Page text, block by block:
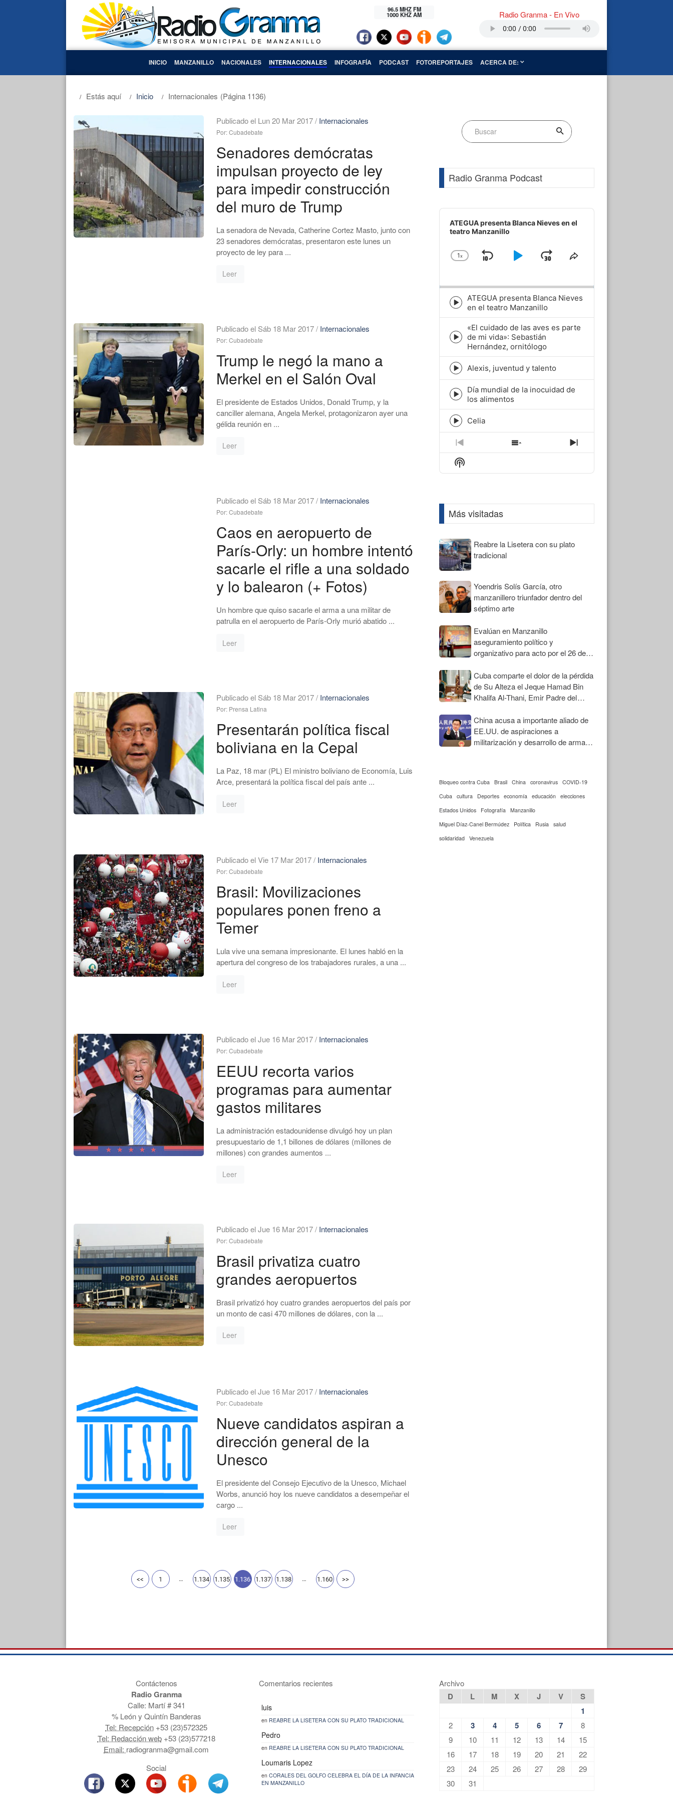
96.5 MHZ FM
1000 KHZ AM Radio Granma - En Vivo
INICIO MANZANILLO NACIONALES INTERNACIONALES INFOGRAFÍA PODCAST FOTOREPORTAJES ACERCA DE:
Estás aquí Inicio Internacionales (Página 1136)
Publicado el Lun 20 Mar 2017/ Internacionales
Por: Cubadebate
Senadores demócratas
impulsan proyecto de ley
para impedir construcción
del muro de Trump
La senadora de Nevada, Catherine Cortez Masto, junto con
23 senadores demócratas, presentaron este lunes un
proyecto de ley para ...
Leer
Publicado el Sáb 18 Mar 2017/ Internacionales
Por: Cubadebate
Trump le negó la mano a
Merkel en el Salón Oval
El presidente de Estados Unidos, Donald Trump, y la
canciller alemana, Angela Merkel, protagonizaron ayer una
gélida reunión en ...
Leer
Publicado el Sáb 18 Mar 2017/ Internacionales
Por: Cubadebate
Caos en aeropuerto de
París-Orly: un hombre intentó
sacarle el rifle a una soldado
y lo balearon (+ Fotos)
Un hombre que quiso sacarle el arma a una militar de
patrulla en el aeropuerto de París-Orly murió abatido ...
Leer
Publicado el Sáb 18 Mar 2017/ Internacionales
Por: Prensa Latina
Presentarán política fiscal
boliviana en la Cepal
La Paz, 18 mar (PL) El ministro boliviano de Economía, Luis
Arce, presentará la política fiscal del país ante ...
Leer
Publicado el Vie 17 Mar 2017/ Internacionales
Por: Cubadebate
Brasil: Movilizaciones
populares ponen freno a
Temer
Lula vive una semana impresionante. El lunes habló en la
apertura del congreso de los trabajadores rurales, a una ...
Leer
Publicado el Jue 16 Mar 2017/ Internacionales
Por: Cubadebate
EEUU recorta varios
programas para aumentar
gastos militares
La administración estadounidense divulgó hoy un plan
presupuestario de 1,1 billones de dólares (millones de
millones) con grandes aumentos ...
Leer
Publicado el Jue 16 Mar 2017/ Internacionales
Por: Cubadebate
Brasil privatiza cuatro
grandes aeropuertos
Brasil privatizó hoy cuatro grandes aeropuertos del país por
un monto de casi 470 millones de dólares, con la ...
Leer
Publicado el Jue 16 Mar 2017/ Internacionales
Por: Cubadebate
Nueve candidatos aspiran a
dirección general de la
Unesco
El presidente del Consejo Ejecutivo de la Unesco, Michael
Worbs, anunció hoy los nueve candidatos a desempeñar el
cargo ...
Leer
<< 1 … 1.134 1.135 1.136 1.137 1.138 … 1.160 >>
Radio Granma Podcast
Audio
Player
ATEGUA presenta Blanca Nieves en el
teatro Manzanillo
Change
1x
SkipPlayJumpShare
Episode
play
icon
ATEGUA presenta Blanca Nieves
en el teatro Manzanillo
Episode
play
icon
«El cuidado de las aves es parte
de mi vida»: Sebastián
Hernández, ornitólogo
Episode
play
icon
Alexis, juventud y talento
Episode
play
icon
Día mundial de la inocuidad de
los alimentos
Episode
play
icon
Celia
Previous
Episode
Show
Episodes
Next
Episode
Show
Podcast
Más visitadas
Reabre la Lisetera con su plato
tradicional
Yoendris Solís García, otro
manzanillero triunfador dentro del
séptimo arte
Evalúan en Manzanillo
aseguramiento político y
organizativo para acto por el 26 de
Cuba comparte el dolor de la pérdida
de Su Alteza el Jeque Hamad Bin
Khalifa Al-Thani, Emir Padre del
China acusa a importante aliado de
EE.UU. de aspiraciones a
militarización y desarrollo de armas
Bloqueo contra Cuba Brasil China coronavirus COVID-19
Cuba
cultura Deportes economía educación elecciones
Estados Unidos
Fotografía
Manzanillo
Miguel Díaz-Canel Bermúdez
Política Rusia
salud
solidaridad Venezuela
Contáctenos
Radio Granma
Calle: Martí # 341
% León y Quintín Banderas
Tel: Recepción +53 (23)572325
Tel: Redacción web+53 (23)577218
Email: radiogranma@gmail.com
Social
Comentarios recientes
luis
en REABRE LA LISETERA CON SU PLATO TRADICIONAL
Pedro
en REABRE LA LISETERA CON SU PLATO TRADICIONAL
Loumaris Lopez
en CORALES DEL GOLFO CELEBRA EL DÍA DE LA INFANCIA
EN MANZANILLO
Archivo
D L M X J V
S
1
2 3 4 5 6 7
8
9
10 11 12 13 14
15
16
17 18 19 20 21
22
23
24 25 26 27 28
29
30
31